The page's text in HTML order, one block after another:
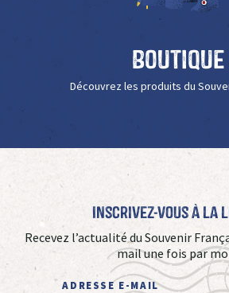
Boutique
Découvrez les produits du
Inscrivez-vous à La
Recevez l’actualité du Souvenir
mail une fois par
ADRESSE E-MAIL